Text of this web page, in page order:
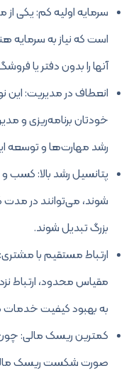
سرمایه اولیه کم: یکی
است که نیاز به سرمایه
آنها را بدون دفتر یا
انعطاف در مدیریت:
خودتان برنامه‌ریزی و
رشد مهارت‌ها و توسعه
پتانسیل رشد بالا: کسب
شوند، می‌توانند در مدت
بزرگ تبدیل شوند.
ارتباط مستقیم با
مقیاس محدود، ارتباط
به بهبود کیفیت
کمترین ریسک مالی: چون
صورت شکست ریسک